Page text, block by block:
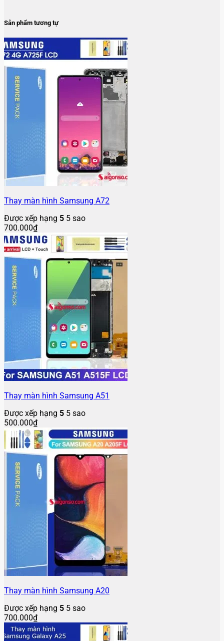
Sản phẩm tương tự
Thay màn hình Samsung A72
Được xếp hạng 5 5 sao
700.000₫
Thay màn hình Samsung A51
Được xếp hạng 5 5 sao
500.000₫
Thay màn hình Samsung A20
Được xếp hạng 5 5 sao
700.000₫